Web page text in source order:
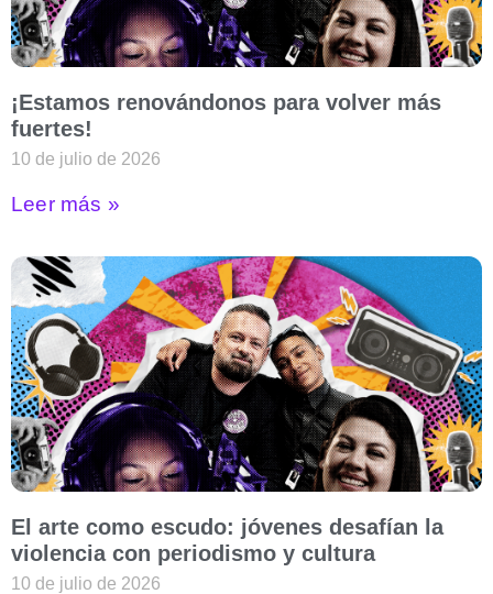
¡Estamos renovándonos para volver más
fuertes!
10 de julio de 2026
Leer más »
El arte como escudo: jóvenes desafían la
violencia con periodismo y cultura
10 de julio de 2026